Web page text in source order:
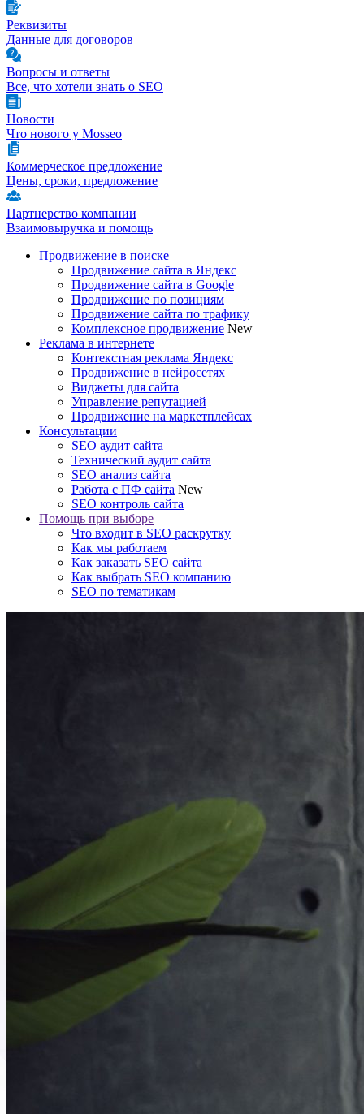
Реквизиты
Данные для договоров
Вопросы и ответы
Все, что хотели знать о SEO
Новости
Что нового у Mosseo
Коммерческое предложение
Цены, сроки, предложение
Партнерство компании
Взаимовыручка и помощь
Продвижение в поиске
Продвижение сайта в Яндекс
Продвижение сайта в Google
Продвижение по позициям
Продвижение сайта по трафику
Комплексное продвижение New
Реклама в интернете
Контекстная реклама Яндекс
Продвижение в нейросетях
Виджеты для сайта
Управление репутацией
Продвижение на маркетплейсах
Консультации
SEO аудит сайта
Технический аудит сайта
SEO анализ сайта
Работа с ПФ сайта New
SEO контроль сайта
Помощь при выборе
Что входит в SEO раскрутку
Как мы работаем
Как заказать SEO сайта
Как выбрать SEO компанию
SEO по тематикам